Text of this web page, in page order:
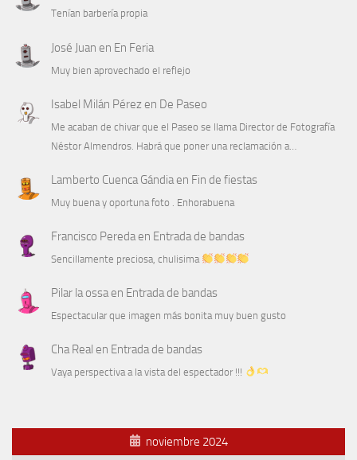
Tenían barbería propia
José Juan en En Feria
Muy bien aprovechado el reflejo
Isabel Milán Pérezen De Paseo
Me acaban de chivar que el Paseo se llama Director de Fotografía
Néstor Almendros. Habrá que poner una reclamación a…
Lamberto Cuenca Gándiaen Fin de fiestas
Muy buena y oportuna foto . Enhorabuena
Francisco Peredaen Entrada de bandas
Sencillamente preciosa, chulisima
Pilar la ossaen Entrada de bandas
Espectacular que imagen más bonita muy buen gusto
Cha Real en Entrada de bandas
Vaya perspectiva a la vista del espectador !!!
noviembre 2024